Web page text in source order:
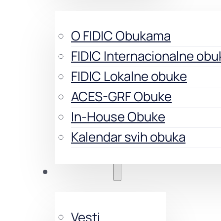
O FIDIC Obukama
FIDIC Internacionalne
FIDIC Lokalne obuke
ACES-GRF Obuke
In-House Obuke
Kalendar svih obuka
Vesti